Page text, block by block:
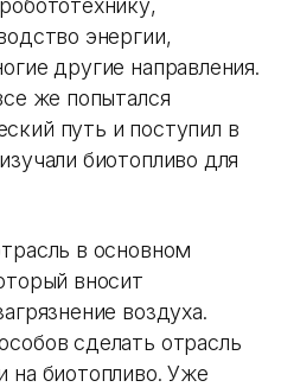
энергии,
другие направления.
же попытался
путь и поступил в
биотопливо для
в основном
вносит
воздуха.
сделать отрасль
на биотопливо. Уже